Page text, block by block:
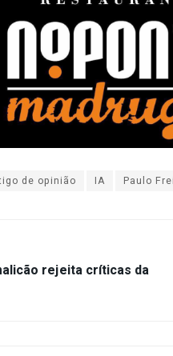
de opinião IA Paulo
rejeita críticas da